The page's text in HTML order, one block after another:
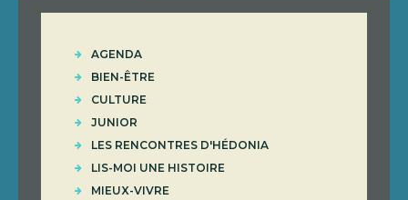
AGENDA
BIEN-ÊTRE
CULTURE
JUNIOR
LES RENCONTRES D'HÉDONIA
LIS-MOI UNE HISTOIRE
MIEUX-VIVRE